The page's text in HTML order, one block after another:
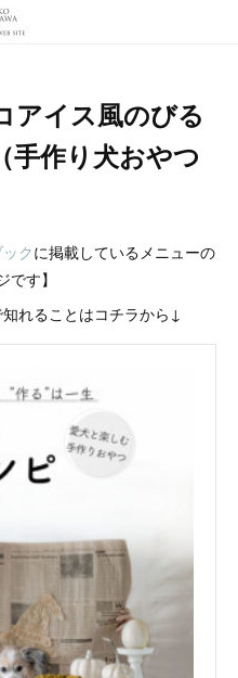
アイス風のびる
手作り犬おやつ
クに掲載しているメニューの
です】
れることはコチラから↓